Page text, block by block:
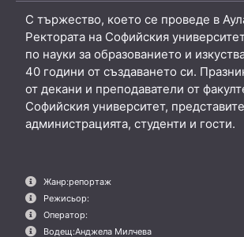
С тържество, което се проведе в
Ректората на Софийския
по науки за образованието и
40 години от създаването си.
от декани и преподаватели от
Софийския университет,
администрацията, студенти и гости.
Жанр:репортаж
Режисьор:
Оператор:
Водещ:Анджела Милчева